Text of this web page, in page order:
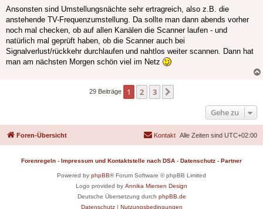
Ansonsten sind Umstellungsnächte sehr ertragreich, also z.B. die
anstehende TV-Frequenzumstellung. Da sollte man dann abends vorher
noch mal checken, ob auf allen Kanälen die Scanner laufen - und
natürlich mal geprüft haben, ob die Scanner auch bei
Signalverlust/rückkehr durchlaufen und nahtlos weiter scannen. Dann hat
man am nächsten Morgen schön viel im Netz
29 Beiträge 1 2 3
Gehe zu
Foren-Übersicht Alle Zeiten sind UTC+02:00
Kontakt
Forenregeln - Impressum und Kontaktstelle nach DSA - Datenschutz - Partner
Powered by phpBB® Forum Software © phpBB Limited
Logo provided by Annika Miersen Design
Deutsche Übersetzung durch phpBB.de
Datenschutz| Nutzungsbedingungen